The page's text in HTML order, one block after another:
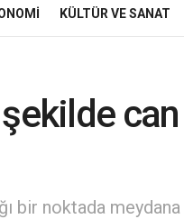
KÜLTÜR VE SANAT
şekilde can
bir noktada meydana